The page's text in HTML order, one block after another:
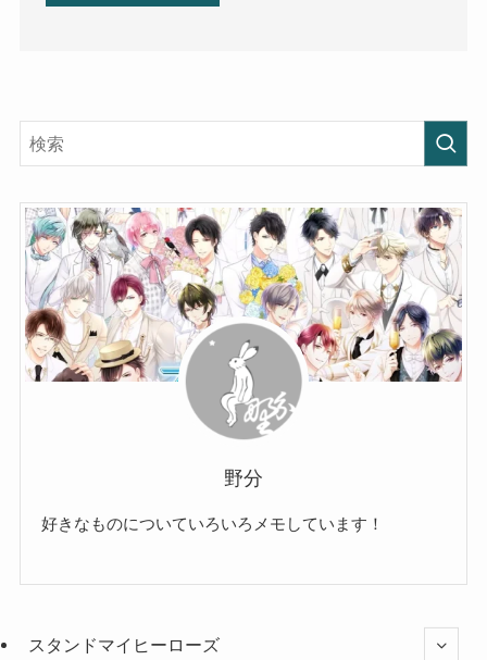
野分
好きなものについていろいろメモしています！
スタンドマイヒーローズ